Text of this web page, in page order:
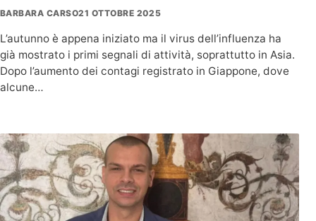
BARBARA CARSO21 OTTOBRE 2025
L’autunno è appena iniziato ma il virus dell’influenza ha
già mostrato i primi segnali di attività, soprattutto in Asia.
Dopo l’aumento dei contagi registrato in Giappone, dove
alcune…